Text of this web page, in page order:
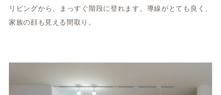
リビングから、まっすぐ階段に登れます。導線がとても良く、
家族の顔も見える間取り。